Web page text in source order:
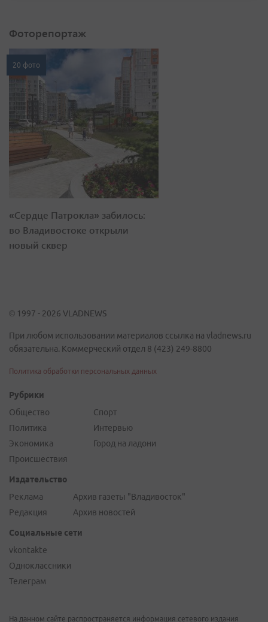
Фоторепортаж
20 фото
«Сердце Патрокла» забилось:
во Владивостоке открыли
новый сквер
© 1997 - 2026 VLADNEWS
При любом использовании материалов ссылка на vladnews.ru
обязательна. Коммерческий отдел 8 (423) 249-8800
Политика обработки персональных данных
Рубрики
Общество
Политика
Экономика
Происшествия
Спорт
Интервью
Город на ладони
Издательство
Реклама
Редакция
Архив газеты "Владивосток"
Архив новостей
Социальные сети
vkontakte
Одноклассники
Телеграм
На данном сайте распространяется информация сетевого издания